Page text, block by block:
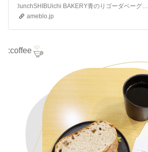
ーダベーグル"＊』
:lunchSHIBUichi BAKERY青のりゴーダベーグルこの日はたろの用事の帰りに、「SHIBUichi BAKERY」さんへちょうどクリスマス前、リ…
ameblo.jp
:coffee